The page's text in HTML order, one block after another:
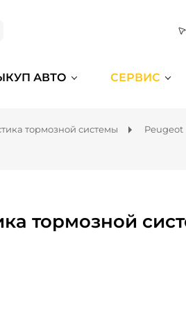
АВТО СЕРВИС
тормозной системы Peugeot
тормозной